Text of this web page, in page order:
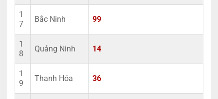
1
7
Bắc Ninh 99
1
8
Quảng Ninh 14
1
9
Thanh Hóa 36